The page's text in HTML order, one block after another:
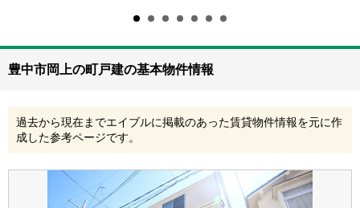
豊中市岡上の町戸建の基本物件情報
過去から現在までエイブルに掲載のあった賃貸物件情報を元に作
成した参考ページです。